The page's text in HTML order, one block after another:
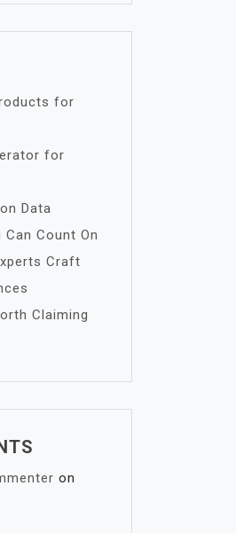
for
for
Data
Count On
Craft
Claiming
on